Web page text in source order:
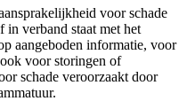
voor schade
verband staat met het
aangeboden informatie, voor
voor storingen of
schade veroorzaakt door